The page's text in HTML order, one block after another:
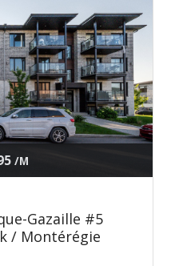
/M
Gazaille #5
/ Montérégie